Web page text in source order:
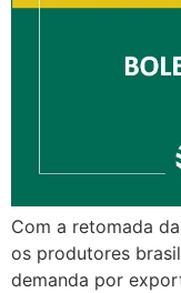
Com a retomada
os produtores
demanda por